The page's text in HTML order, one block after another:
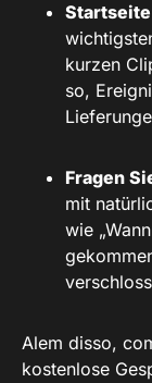
kurzen
so,
Fragen
mit
wie
Alem disso,
kostenlose